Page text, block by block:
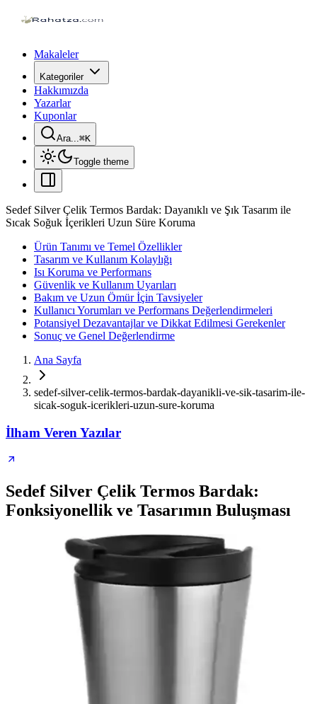
Makaleler
Kategoriler
Hakkımızda
Yazarlar
Kuponlar
Ara...⌘K
Toggle theme
Sedef Silver Çelik Termos Bardak: Dayanıklı ve Şık Tasarım ile
Sıcak Soğuk İçerikleri Uzun Süre Koruma
Ürün Tanımı ve Temel Özellikler
Tasarım ve Kullanım Kolaylığı
Isı Koruma ve Performans
Güvenlik ve Kullanım Uyarıları
Bakım ve Uzun Ömür İçin Tavsiyeler
Kullanıcı Yorumları ve Performans Değerlendirmeleri
Potansiyel Dezavantajlar ve Dikkat Edilmesi Gerekenler
Sonuç ve Genel Değerlendirme
Ana Sayfa
sedef-silver-celik-termos-bardak-dayanikli-ve-sik-tasarim-ile-
sicak-soguk-icerikleri-uzun-sure-koruma
İlham Veren Yazılar
Sedef Silver Çelik Termos Bardak:
Fonksiyonellik ve Tasarımın Buluşması